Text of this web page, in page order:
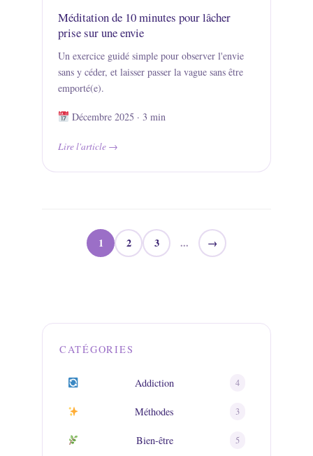
Méditation de 10 minutes pour lâcher
prise sur une envie
Un exercice guidé simple pour observer l'envie
sans y céder, et laisser passer la vague sans être
emporté(e).
Décembre 2025 · 3 min
Lire l'article
1 2 3 ... →
CATÉGORIES
Addiction 4
Méthodes 3
Bien-être 5